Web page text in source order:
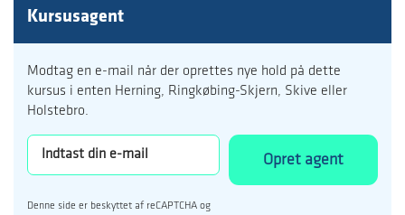
Kursusagent
Modtag en e-mail når der oprettes nye hold på dette
kursus i enten Herning, Ringkøbing-Skjern, Skive eller
Holstebro.
Opret agent
Denne side er beskyttet af reCAPTCHA og